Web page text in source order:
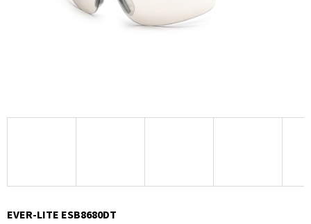
EVER-LITE ESB8680DT